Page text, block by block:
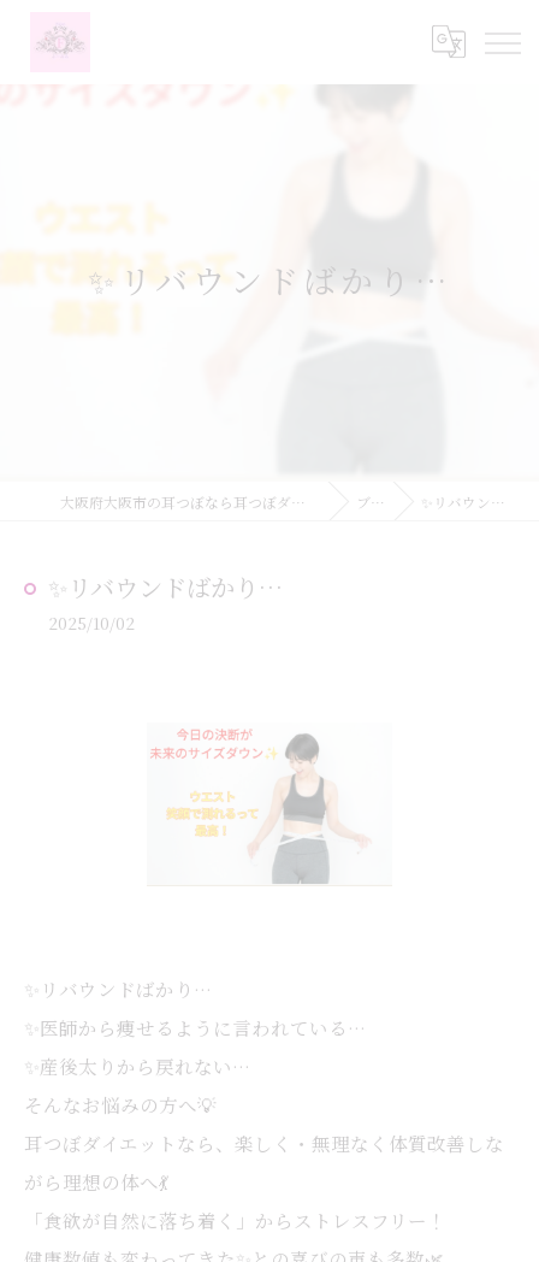
✨リバウンドばかり…
大阪府大阪市の耳つぼなら耳つぼダイエットサロンふーみん ブログ ✨リバウンドばかり…
✨リバウンドばかり…
2025/10/02
✨リバウンドばかり…
✨医師から痩せるように言われている…
✨産後太りから戻れない…
そんなお悩みの方へ💡
耳つぼダイエットなら、楽しく・無理なく体質改善しな
がら理想の体へ💃
「食欲が自然に落ち着く」からストレスフリー！